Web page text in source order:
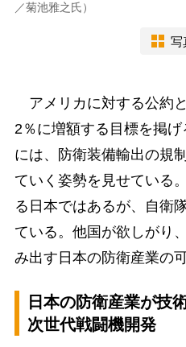
／菊池雅之氏）
写
アメリカに対する公約
2％に増額する目標を掲
には、防衛装備輸出の規
ていく姿勢を見せている
る日本ではあるが、自衛
ている。他国が欲しがり
み出す日本の防衛産業の
日本の防衛産業が技
次世代戦闘機開発